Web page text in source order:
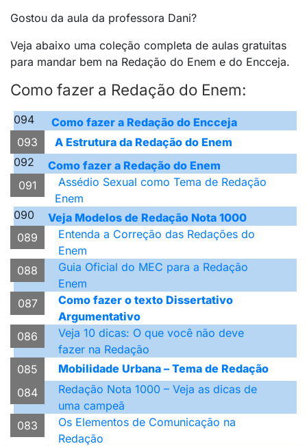
Gostou da aula da professora Dani?
Veja abaixo uma coleção completa de aulas gratuitas
para mandar bem na Redação do Enem e do Encceja.
Como fazer a Redação do Enem:
094 Como fazer a Redação do Encceja
093
A Estrutura da Redação do Enem
092 Como fazer a Redação do Enem
091
Assédio Sexual como Tema de Redação
Enem
090 Veja Modelos de Redação Nota 1000
089
Entenda a Correção das Redações do
Enem
088
Guia Oficial do MEC para a Redação
Enem
087
Como fazer o texto Dissertativo
Argumentativo
086
Veja 10 dicas: O que você não deve
fazer na Redação
085
Mobilidade Urbana – Tema de Redação
084
Redação Nota 1000 – Veja as dicas de
uma campeã
083
Os Elementos de Comunicação na
Redação